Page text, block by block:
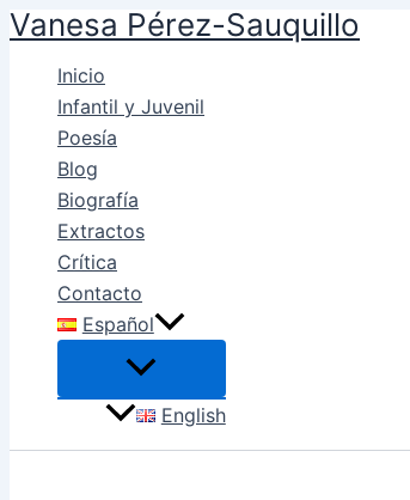
Ir
contenido
Vanesa Pérez-Sauquillo
Inicio
Infantil y Juvenil
Poesía
Blog
Biografía
Extractos
Crítica
Contacto
Español
English